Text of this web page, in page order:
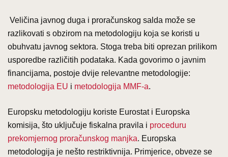
Veličina javnog duga i proračunskog salda može se
razlikovati s obzirom na metodologiju koja se koristi u
obuhvatu javnog sektora. Stoga treba biti oprezan prilikom
usporedbe različitih podataka. Kada govorimo o javnim
financijama, postoje dvije relevantne metodologije:
metodologija EU i metodologija MMF-a.
Europsku metodologiju koriste Eurostat i Europska
komisija, što uključuje fiskalna pravila i proceduru
prekomjernog proračunskog manjka. Europska
metodologija je nešto restriktivnija. Primjerice, obveze se